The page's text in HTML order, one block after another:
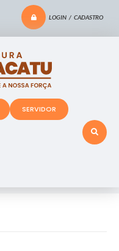
LOGIN / CADASTRO
SERVIDOR